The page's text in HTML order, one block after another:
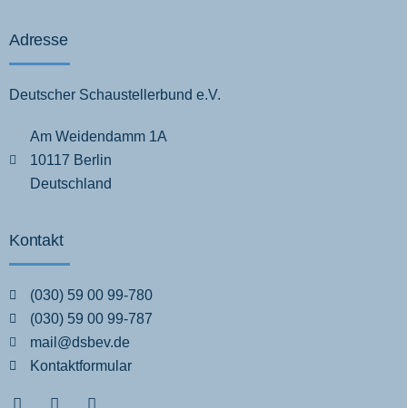
Adresse
Deutscher Schaustellerbund e.V.
Am Weidendamm 1A
10117 Berlin
Deutschland
Kontakt
(030) 59 00 99-780
(030) 59 00 99-787
mail@dsbev.de
Kontaktformular